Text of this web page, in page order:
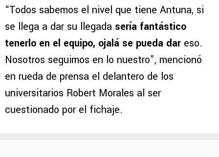
“Todos sabemos el nivel que tiene Antuna, si
se llega a dar su llegada sería fantástico
tenerlo en el equipo, ojalá se pueda dar eso.
Nosotros seguimos en lo nuestro”, mencionó
en rueda de prensa el delantero de los
universitarios Robert Morales al ser
cuestionado por el fichaje.